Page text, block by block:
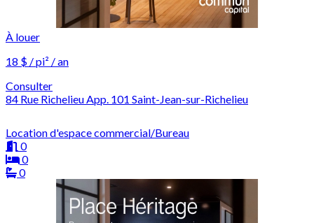
À louer
18 $ / pi² / an
Consulter
84 Rue Richelieu App. 101 Saint-Jean-sur-Richelieu
Location d'espace commercial/Bureau
0
0
0